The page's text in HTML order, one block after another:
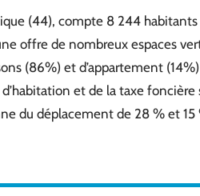
(44), compte 8 244 habitants
offre de nombreux espaces
(86%) et d’appartement
et de la taxe foncière
du déplacement de 28 % et 15